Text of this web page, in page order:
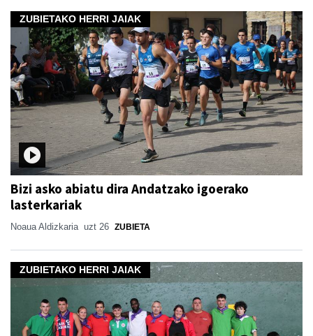
ZUBIETAKO HERRI JAIAK
Bizi asko abiatu dira Andatzako igoerako
lasterkariak
Noaua Aldizkaria uzt 26 ZUBIETA
ZUBIETAKO HERRI JAIAK